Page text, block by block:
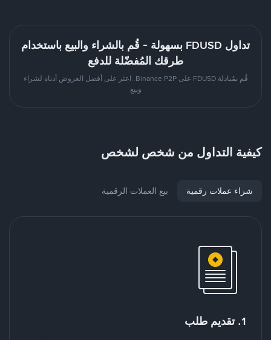
تداول FDUSD بسهولة - قُم بالشراء والبيع باستخدام
طرقك المُفضّلة للدفع
قُم بمُبادلة FDUSD على Binance P2P. اعثر على أفضل العروض أدناه لشراء
وبيع
كيفية التداول من شخص لشخص
شراء عملات رقمية بيع العملات الرقمية
1. تقديم طلب